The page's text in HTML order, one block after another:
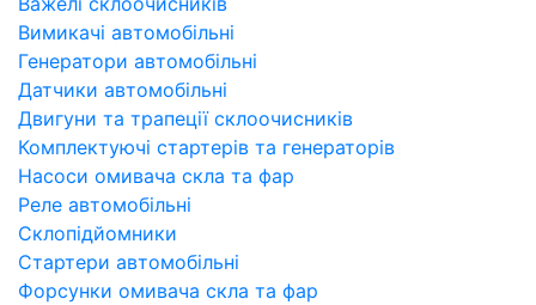
Вимикачі автомобільні
Генератори автомобільні
Датчики автомобільні
Двигуни та трапеції склоочисників
Комплектуючі стартерів та генераторів
Насоси омивача скла та фар
Реле автомобільні
Склопідйомники
Стартери автомобільні
Форсунки омивача скла та фар